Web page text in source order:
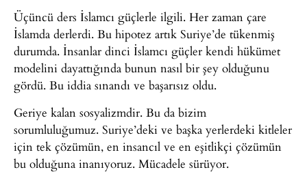
Üçüncü ders İslamcı güçlerle ilgili. Her zaman çare
İslamda derlerdi. Bu hipotez artık Suriye’de tükenmiş
durumda. İnsanlar dinci İslamcı güçler kendi hükümet
modelini dayattığında bunun nasıl bir şey olduğunu
gördü. Bu iddia sınandı ve başarısız oldu.
Geriye kalan sosyalizmdir. Bu da bizim
sorumluluğumuz. Suriye’deki ve başka yerlerdeki kitleler
için tek çözümün, en insancıl ve en eşitlikçi çözümün
bu olduğuna inanıyoruz. Mücadele sürüyor.